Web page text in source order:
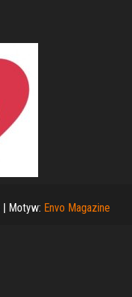
Motyw: Envo Magazine